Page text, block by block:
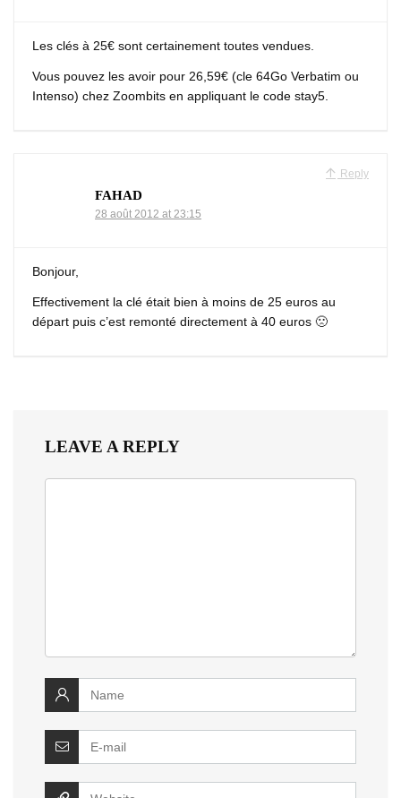
Les clés à 25€ sont certainement toutes vendues.
Vous pouvez les avoir pour 26,59€ (cle 64Go Verbatim ou
Intenso) chez Zoombits en appliquant le code stay5.
Reply
FAHAD
28 août 2012 at 23:15
Bonjour,
Effectivement la clé était bien à moins de 25 euros au
départ puis c’est remonté directement à 40 euros 🙁
LEAVE A REPLY